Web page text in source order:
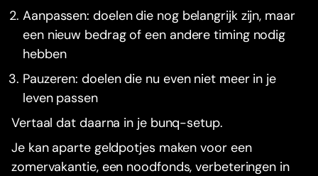
Aanpassen: doelen die nog belangrijk zijn, maar
een nieuw bedrag of een andere timing nodig
hebben
Pauzeren: doelen die nu even niet meer in je
leven passen
Vertaal dat daarna in je bunq-setup.
Je kan aparte geldpotjes maken voor een
zomervakantie, een noodfonds, verbeteringen in